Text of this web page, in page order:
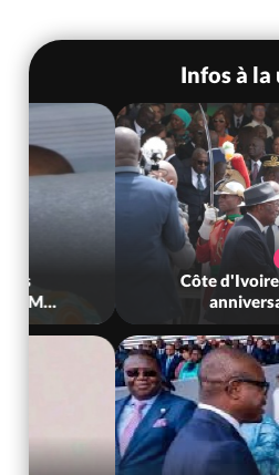
Infos à la
POLITIQUE
Côte d'Ivoire : Après le
anniversaire,